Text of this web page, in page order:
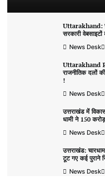
Uttarakhand:
सरकारी
News Desk
Uttarakhand
राजनीतिक दलों
!
News Desk
उत्तराखंड में
धामी ने 150
News Desk
उत्तराखंड:
टूट गए कई पुराने
News Desk